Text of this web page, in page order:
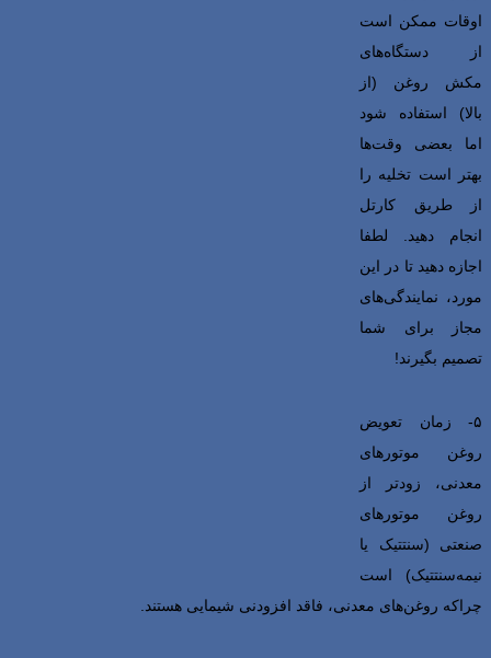
اوقات ممکن است
از دستگاه‌های
مکش روغن (از
بالا) استفاده شود
اما بعضی وقت‌ها
بهتر است تخلیه را
از طریق کارتل
انجام دهید. لطفا
اجازه دهید تا در این
مورد، نمایندگی‌های
مجاز برای شما
تصمیم بگیرند!
۵- زمان تعویض
روغن موتورهای
معدنی، زودتر از
روغن موتورهای
صنعتی (سنتتیک یا
نیمه‌سنتتیک) است
چراکه روغن‌های معدنی، فاقد افزودنی شیمایی هستند.